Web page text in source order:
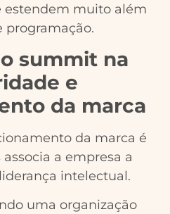
estendem muito além
programação.
summit na
e
da marca
da marca é
a empresa a
intelectual.
uma organização